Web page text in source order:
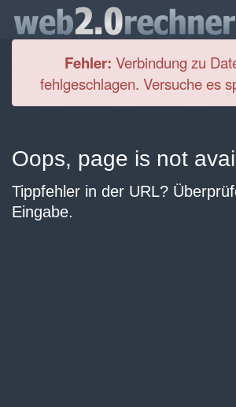
Fehler: Verbindung zu
fehlgeschlagen. Versuche es
Oops, page is not
Tippfehler in der URL?
Eingabe.